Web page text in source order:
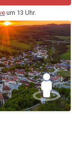
um 13 Uhr.